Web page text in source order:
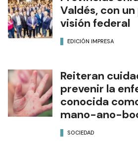
Valdés, con
visión federal
EDICIÓN IMPRESA
Reiteran
prevenir la
conocida
mano-ano-
SOCIEDAD